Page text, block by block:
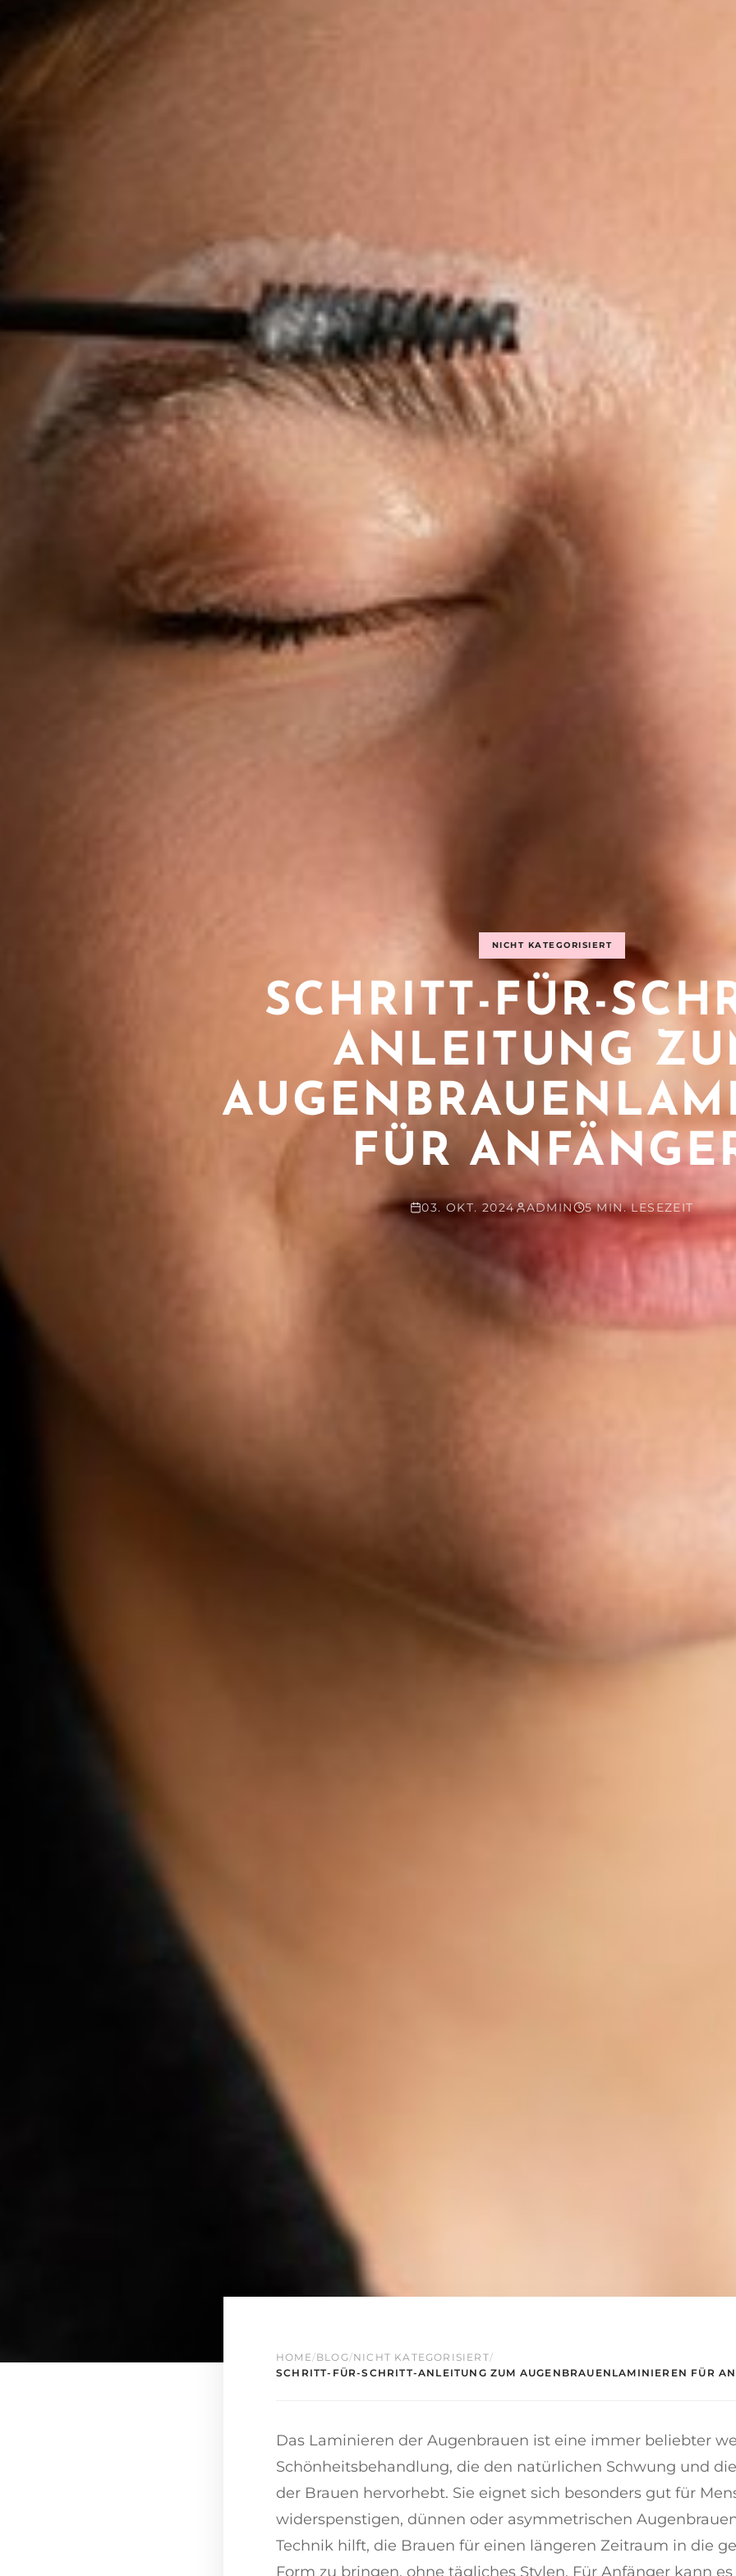
NICHT KATEGORISIERT
SCHRITT-FÜR-
ANLEITUNG
FÜR
03. OKT. 2024 ADMIN 5 MIN. LESEZEIT
HOME/BLOG/NICHT KATEGORISIERT/
SCHRITT-FÜR-SCHRITT-ANLEITUNG ZUM AUGENBRAUENLAMINIEREN FÜR
Das Laminieren der Augenbrauen ist eine immer beliebter
Schönheitsbehandlung, die den natürlichen Schwung und
der Brauen hervorhebt. Sie eignet sich besonders gut für
widerspenstigen, dünnen oder asymmetrischen
Technik hilft, die Brauen für einen längeren Zeitraum in die
Form zu bringen, ohne tägliches Stylen. Für Anfänger kann